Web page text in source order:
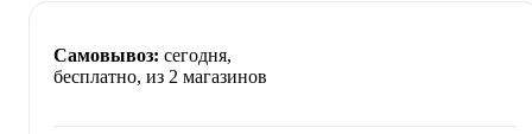
Самовывоз: сегодня,
бесплатно, из 2 магазинов